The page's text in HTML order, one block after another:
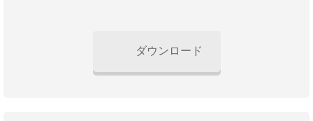
ダウンロード